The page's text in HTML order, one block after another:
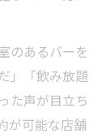
のあるバーを
」「飲み放題
た声が目立ち
が可能な店舗